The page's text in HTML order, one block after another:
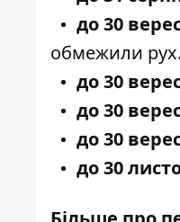
до 30
обмежили рух.
до 30
до 30
до 30
до 30